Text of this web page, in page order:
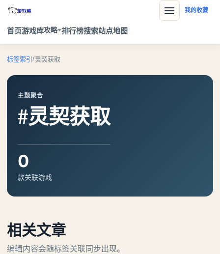
首页游戏库攻略 排行榜搜索站点地图
我的收藏
标签索引/灵契获取
主题聚合
#灵契获取
0
款关联游戏
相关文章
编辑内容会随标签关联同步出现。